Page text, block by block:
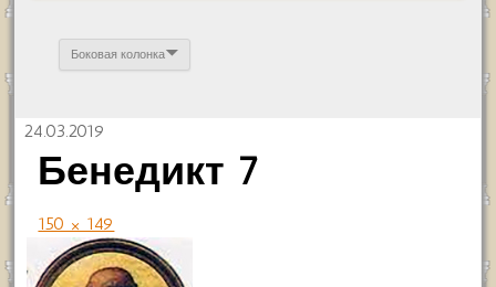
Боковая колонка
24.03.2019
Бенедикт 7
150 × 149